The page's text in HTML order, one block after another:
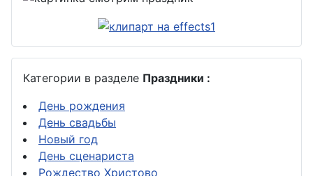
Категории в разделе Праздники :
День рождения
День свадьбы
Новый год
День сценариста
Рождество Христово